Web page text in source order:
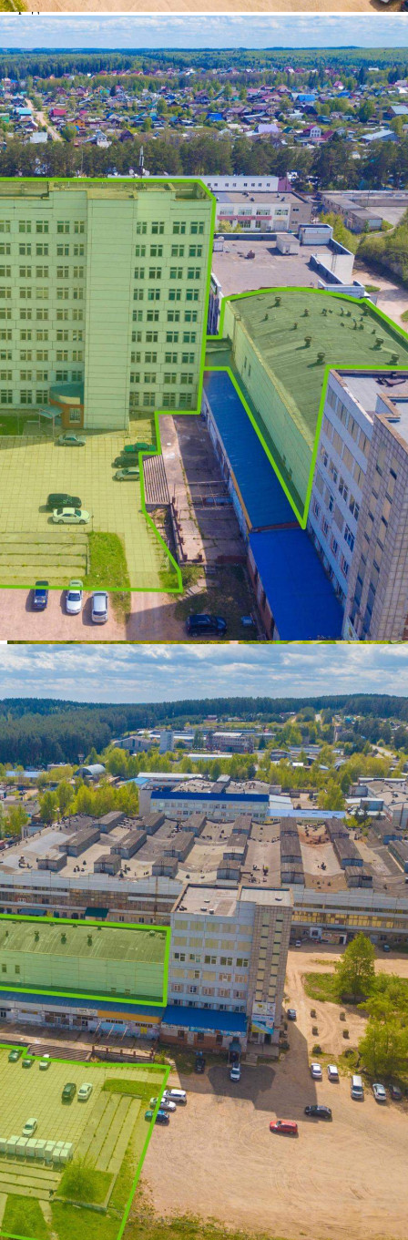
Предлагается
Продажа
Желаемый / подходящий вид деятельности
Не указано
Назначение
Не указано
Размер площади (м2)
7932.4
Цена за помещение
63 255 300 руб.
О помещении